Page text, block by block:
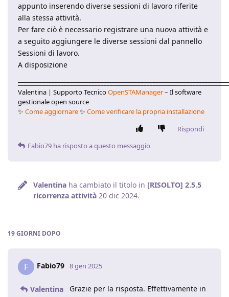
appunto inserendo diverse sessioni di lavoro riferite
alla stessa attività.
Per fare ciò è necessario registrare una nuova attività e
a seguito aggiungere le diverse sessioni dal pannello
Sessioni di lavoro.
A disposizione
Valentina | Supporto TecnicoOpenSTAManager– Il software
gestionale open source
✨ Come aggiornare✨ Come verificare la propria installazione
Rispondi
Fabio79 ha risposto a questo messaggio
Valentina ha cambiato il titolo in [RISOLTO] 2.5.5
ricorrenza attività 20 dic 2024.
19 GIORNI DOPO
F Fabio79 8 gen 2025
Valentina
Grazie per la risposta. Effettivamente in